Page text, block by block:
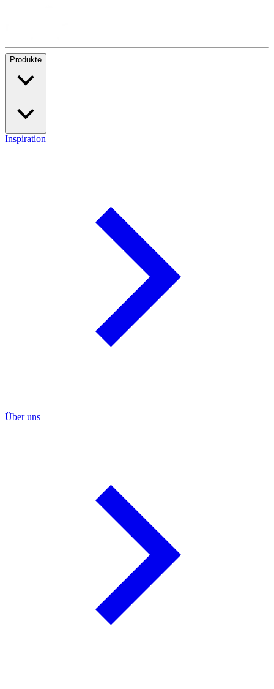
Produkte
Inspiration
Über uns